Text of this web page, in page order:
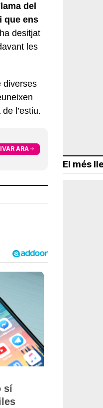
del
que ens
desitjat
les
diverses
l’estiu.
ARA
sí
El més